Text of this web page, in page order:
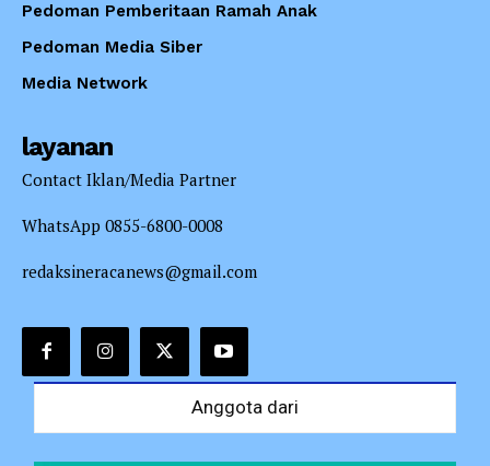
Pedoman Pemberitaan Ramah Anak
Pedoman Media Siber
Media Network
layanan
Contact Iklan/Media Partner
WhatsApp 0855-6800-0008
redaksineracanews@gmail.com
Anggota dari